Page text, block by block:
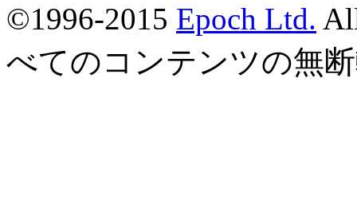
©1996-2015 Epoch Ltd.
べてのコンテンツの無